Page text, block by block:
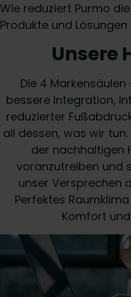
Wie reduziert Purmo
Produkte und
Unsere
Die 4
bessere Integration,
reduzierter
all dessen, was wir
der nachhaltigen
voranzutreiben und
unser Versprechen
Perfektes
Komfort